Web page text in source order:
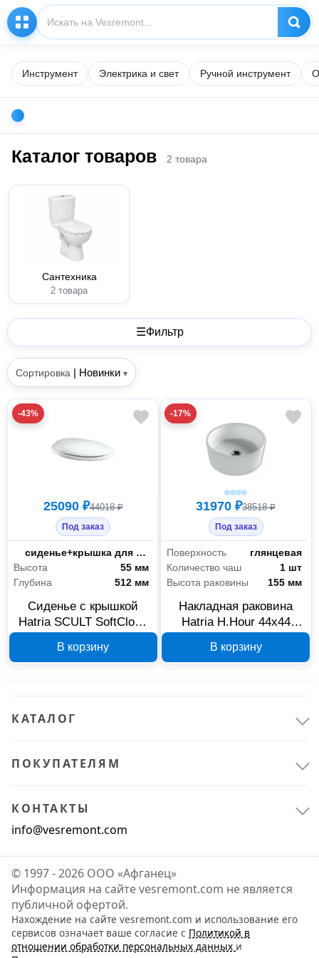
Инструмент Электрика и свет Ручной инструмент
Каталог товаров 2 товара
Сантехника
2 товара
☰Фильтр
Сортировка | Новинки ▾
-43%
25090 ₽44018 ₽
Под заказ
Тип
сиденье+крышка для унитаза
Высота
55 мм
Глубина
512 мм
Сиденье с крышкой
Hatria SCULT SoftClose
В корзину
-17%
31970 ₽38518 ₽
Под заказ
Поверхность
глянцевая
Количество чаш
1 шт
Высота раковины
155 мм
Накладная раковина
Hatria H.Hour 44х44
В корзину
КАТАЛОГ
ПОКУПАТЕЛЯМ
КОНТАКТЫ
info@vesremont.com
© 1997 - 2026 ООО «Афганец»
Информация на сайте vesremont.com не является
публичной офертой.
Нахождение на сайте vesremont.com и использование его
сервисов означает ваше согласие с Политикой в
отношении обработки персональных данных и